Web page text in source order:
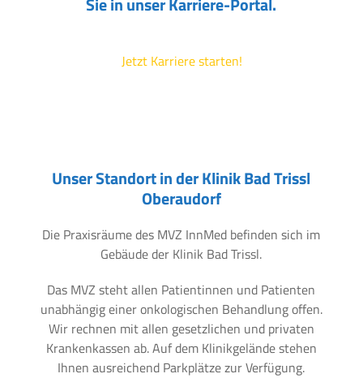
Jetzt Karriere starten!
Unser Standort in der Klinik Bad Trissl
Oberaudorf
Die Praxisräume des MVZ InnMed befinden sich im
Gebäude der Klinik Bad Trissl.
Das MVZ steht allen Patientinnen und Patienten
unabhängig einer onkologischen Behandlung offen.
Wir rechnen mit allen gesetzlichen und privaten
Krankenkassen ab. Auf dem Klinikgelände stehen
Ihnen ausreichend Parkplätze zur Verfügung.